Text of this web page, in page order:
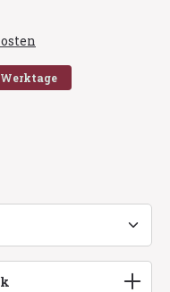
schwarz
Wert